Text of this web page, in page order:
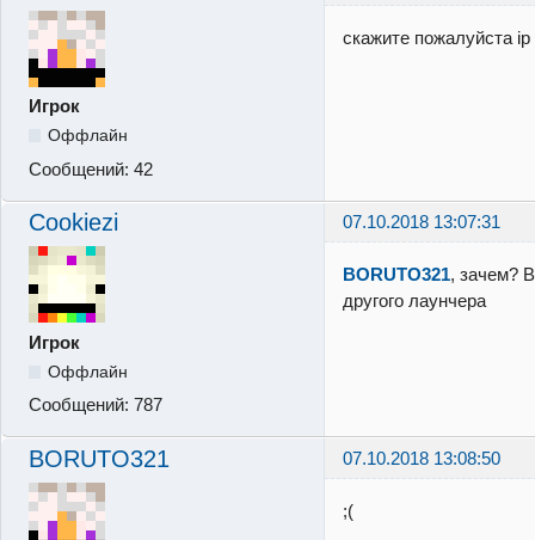
Игрок
Оффлайн
Сообщений: 42
скажите пожалуйста ip
Cookiezi 07.10.2018 13:07:31
Игрок
Оффлайн
Сообщений: 787
BORUTO321, зачем?
другого лаунчера
BORUTO321 07.10.2018 13:08:50
;(